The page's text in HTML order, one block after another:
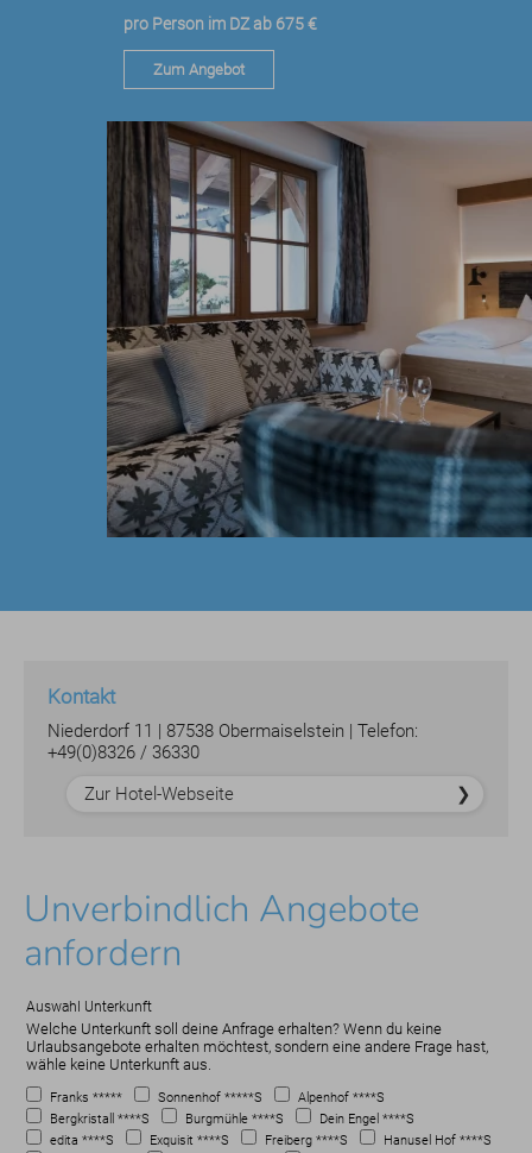
pro Person im DZ ab 675 €
Zum Angebot
Kontakt
Niederdorf 11 | 87538 Obermaiselstein | Telefon:
+49(0)8326 / 36330
Zur Hotel-Webseite
Unverbindlich Angebote
anfordern
Auswahl Unterkunft
Welche Unterkunft soll deine Anfrage erhalten? Wenn du keine
Urlaubsangebote erhalten möchtest, sondern eine andere Frage hast,
wähle keine Unterkunft aus.
Franks ***** Sonnenhof *****S
Alpenhof ****S
Bergkristall ****S
Burgmühle ****S
Dein Engel ****S
edita ****S
Exquisit ****S Freiberg ****S
Hanusel Hof ****S